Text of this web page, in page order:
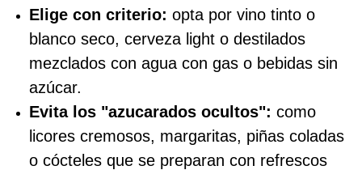
Elige con criterio: opta por vino tinto o
blanco seco, cerveza light o destilados
mezclados con agua con gas o bebidas sin
azúcar.
Evita los "azucarados ocultos": como
licores cremosos, margaritas, piñas coladas
o cócteles que se preparan con refrescos